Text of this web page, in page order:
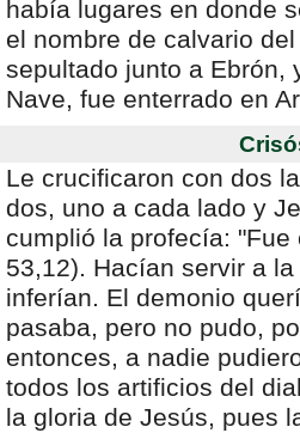
había lugares en donde
el nombre de calvario
sepultado junto a Ebrón,
Nave, fue enterrado en
Le crucificaron con dos
dos, uno a cada lado y
cumplió la profecía:
53,12). Hacían servir a
inferían. El demonio
pasaba, pero no pudo,
entonces, a nadie
todos los artificios del
la gloria de Jesús, pues